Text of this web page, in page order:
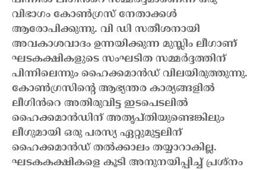
വിഭാഗം കോൺഗ്രസ് നേതാക്കൾ
ആരോപിക്കുന്നു. വി ഡി സതീശനായി
അവകാശവാദം ഉന്നയിക്കുന്ന മുസ്ലിം ലീഗാണ്
ഘടകക്ഷികളുടെ സംഘടിത സമ്മർദ്ദത്തിന്
പിന്നിലെന്നും ഹൈക്കമാൻഡ് വിലയിരുത്തുന്നു.
കോൺഗ്രസിന്റെ ആഭ്യന്തര കാര്യങ്ങളിൽ
ലീഗിൻറെ അതിരുവിട്ട ഇടപെടലിൽ
ഹൈക്കമാൻഡിന് അതൃപ്തിയുണ്ടെങ്കിലും
ലീഗുമായി ഒരു പരസ്യ ഏറ്റുമുട്ടലിന്
ഹൈക്കമാൻഡ് തൽക്കാലം തയ്യാറാകില്ല.
ഘടകകക്ഷികളെ കൂടി അനുനയിപ്പിച്ച് പ്രശ്നം